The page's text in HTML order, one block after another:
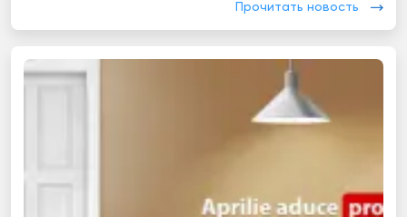
Прочитать новость